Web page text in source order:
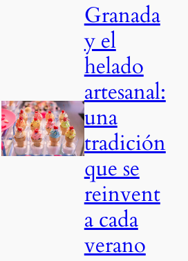
Granada
y el
helado
artesanal:
una
tradición
que se
reinvent
a cada
verano